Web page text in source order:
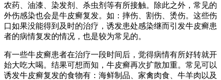
农药、油漆、染发剂、杀虫剂等有所接触。除此之外，常见的
外伤感染也会是牛皮癣复发。如：摔伤、割伤、烫伤。这些伤
口如果没能得到及时的治疗，诱发患处感染继而引发牛皮癣患
者的病情复发的情况，也是较为常见的。
有一些牛皮癣患者在治疗一段时间后，觉得病情有所好转就开
始大吃大喝。结果可想而知，牛皮癣再次扩散加重。常见可以
诱发牛皮癣复发的食物有：海鲜制品、家禽肉食、牛羊肉以及